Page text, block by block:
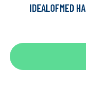
IDEALOFMED